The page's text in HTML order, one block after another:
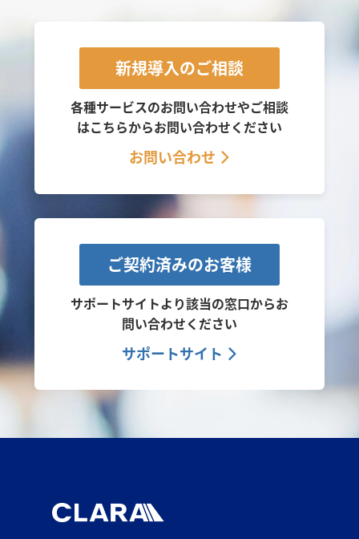
新規導入のご相談
各種サービスのお問い合わせやご相談
はこちらからお問い合わせください
お問い合わせ
ご契約済みのお客様
サポートサイトより該当の窓口からお
問い合わせください
サポートサイト